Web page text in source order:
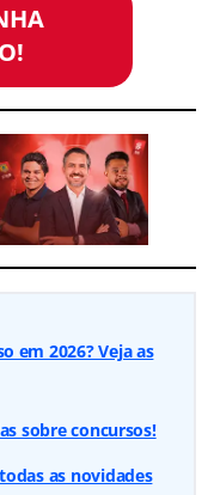
em 2026? Veja as
sobre concursos!
as novidades